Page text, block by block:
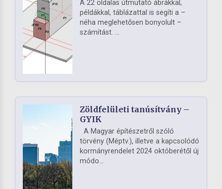
A 22 oldalas útmutató ábrákkal,
példákkal, táblázattal is segíti a –
néha meglehetősen bonyolult –
számítást. ...
Zöldfelületi tanúsítvány –
GYIK
A Magyar építészetről szóló
törvény (Méptv.), illetve a kapcsolódó
kormányrendelet 2024 októberétől új
módo...